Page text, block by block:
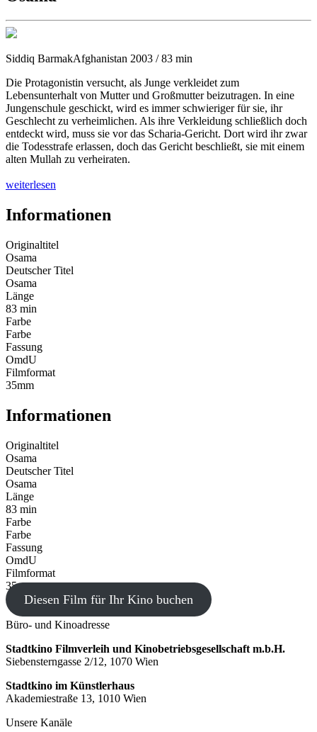
Siddiq BarmakAfghanistan 2003 / 83 min
Die Protagonistin versucht, als Junge verkleidet zum
Lebensunterhalt von Mutter und Großmutter beizutragen. In eine
Jungenschule geschickt, wird es immer schwieriger für sie, ihr
Geschlecht zu verheimlichen. Als ihre Verkleidung schließlich doch
entdeckt wird, muss sie vor das Scharia-Gericht. Dort wird ihr zwar
die Todesstrafe erlassen, doch das Gericht beschließt, sie mit einem
alten Mullah zu verheiraten.
weiterlesen
Informationen
Originaltitel
Osama
Deutscher Titel
Osama
Länge
83 min
Farbe
Farbe
Fassung
OmdU
Filmformat
35mm
Informationen
Originaltitel
Osama
Deutscher Titel
Osama
Länge
83 min
Farbe
Farbe
Fassung
OmdU
Filmformat
35mm
Diesen Film für Ihr Kino buchen
Büro- und Kinoadresse
Stadtkino Filmverleih und Kinobetriebsgesellschaft m.b.H.
Siebensterngasse 2/12, 1070 Wien
Stadtkino im Künstlerhaus
Akademiestraße 13, 1010 Wien
Unsere Kanäle